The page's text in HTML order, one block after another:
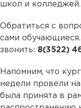
школ и колледжей.
Обратиться с
сами
звонить: 8(3522)
Напомним, что
недели провели
была принята в